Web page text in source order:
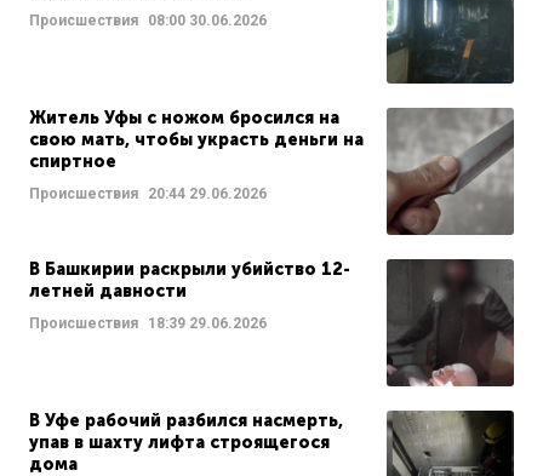
Происшествия 08:00 30.06.2026
Житель Уфы с ножом бросился на
свою мать, чтобы украсть деньги на
спиртное
Происшествия 20:44 29.06.2026
В Башкирии раскрыли убийство 12-
летней давности
Происшествия 18:39 29.06.2026
В Уфе рабочий разбился насмерть,
упав в шахту лифта строящегося
дома